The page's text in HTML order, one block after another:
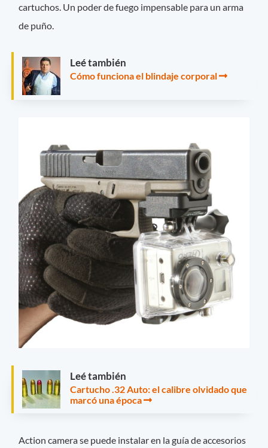
cartuchos. Un poder de fuego impensable para un arma
de puño.
Leé también
Cómo funciona el blindaje corporal
Leé también
Cartucho .32 Auto: el calibre olvidado que
marcó una época
Action camera se puede instalar en la guía de accesorios